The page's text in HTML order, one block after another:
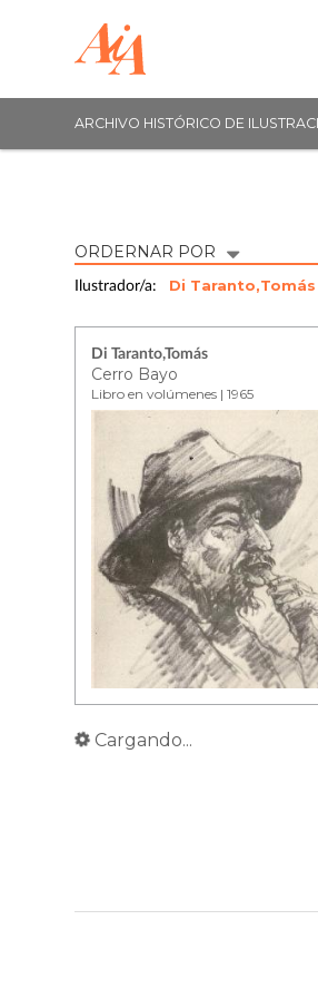
ARCHIVO HISTÓRICO DE
ORDERNAR POR
Ilustrador/a: Di
Di Taranto,Tomás
Cerro Bayo
Libro en volúmenes | 1965
Cargando...